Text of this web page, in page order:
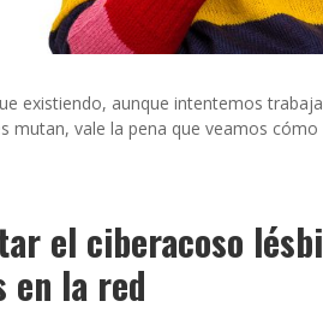
existiendo, aunque intentemos
mutan, vale la pena que veamos
el ciberacoso
en la red